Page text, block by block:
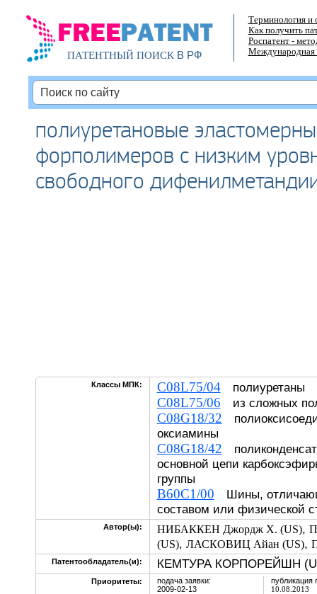
ПАТЕНТНЫЙ ПОИСКВ РФ
Терминология и
Как получить
Роспатент -
Международная
полиуретановые
форполимеров с низким
свободного
Классы МПК: C08L75/04полиуретаны
C08L75/06 из сложных
C08G18/32
оксиамины
C08G18/42
основной цепи
группы
B60C1/00 Шины,
составом или физической
Автор(ы): НИБАККЕН Джордж Х. (US),
(US), ЛАСКОВИЦ Айан (US),
Патентообладатель(и): КЕМТУРА КОРПОРЕЙШН
Приоритеты:
подача заявки:
2009-02-13
публикация
10.08.2013